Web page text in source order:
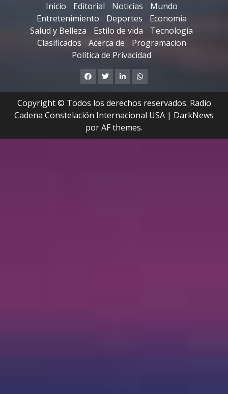
Inicio Editorial Noticias
Mundo
Entretenimiento
Deportes
Economia
Salud y Belleza
Estilo de vida
Tecnología
Clasificados
Acerca de
Programacion
Política de Privacidad
Facebook
TwitterLinkedinWhatsapp
Copyright © Todos los derechos reservados. Radio
Cadena Constelación Internacional USA | DarkNews
por AF themes.